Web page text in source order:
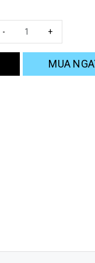
+
-
MUA